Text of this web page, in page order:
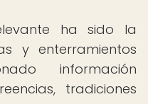
ha sido la
y enterramientos
información
tradiciones